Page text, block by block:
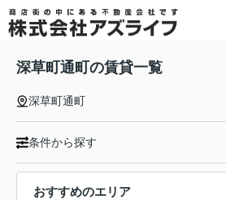
深草町通町の賃貸一覧
深草町通町
条件から探す
おすすめのエリア